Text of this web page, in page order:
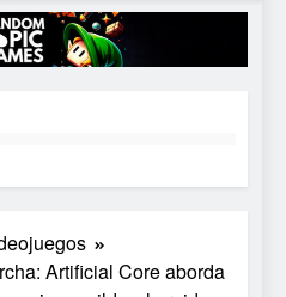
Games
Artificial Core aborda